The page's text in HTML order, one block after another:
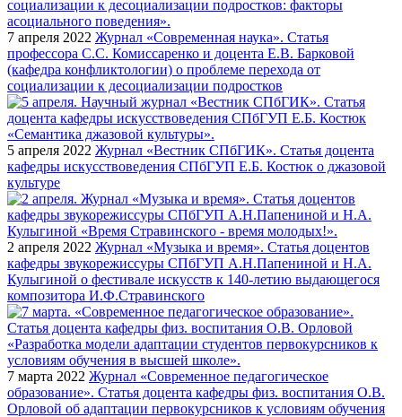
7 апреля 2022 Журнал «Современная наука». Статья
профессора С.С. Комиссаренко и доцента Е.В. Барковой
(кафедра конфликтологии) о проблеме перехода от
социализации к десоциализации подростков
5 апреля 2022 Журнал «Вестник СПбГИК». Статья доцента
кафедры искусствоведения СПбГУП Е.Б. Костюк о джазовой
культуре
2 апреля 2022 Журнал «Музыка и время». Статья доцентов
кафедры звукорежиссуры СПбГУП А.Н.Папениной и Н.А.
Кулыгиной о фестивале искусств к 140-летию выдающегося
композитора И.Ф.Стравинского
7 марта 2022 Журнал «Современное педагогическое
образование». Статья доцента кафедры физ. воспитания О.В.
Орловой об адаптации первокурсников к условиям обучения